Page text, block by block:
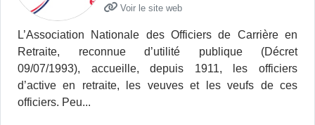
Voir le site web
L’Association Nationale des Officiers de Carrière en
Retraite, reconnue d’utilité publique (Décret
09/07/1993), accueille, depuis 1911, les officiers
d’active en retraite, les veuves et les veufs de ces
officiers. Peu...